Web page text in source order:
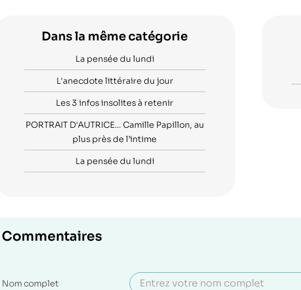
Dans la même catégorie
La pensée du lundi
L'anecdote littéraire du jour
Les 3 infos insolites à retenir
PORTRAIT D'AUTRICE… Camille Papillon, au
plus près de l’intime
La pensée du lundi
Commentaires
Nom complet